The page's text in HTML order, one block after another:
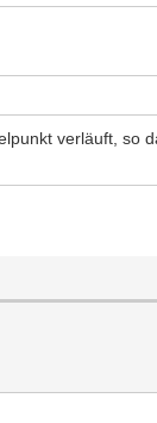
verläuft, so